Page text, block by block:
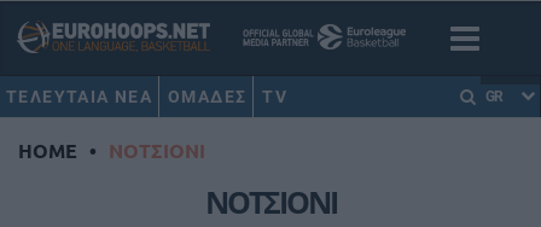
ΤΕΛΕΥΤΑΙΑ ΝΕΑ ΟΜΑΔΕΣ TV GR
HOME • ΝΟΤΣΙΟΝΙ
ΝΟΤΣΙΟΝΙ